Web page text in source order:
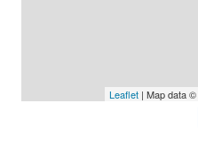
Leaflet| Map data ©